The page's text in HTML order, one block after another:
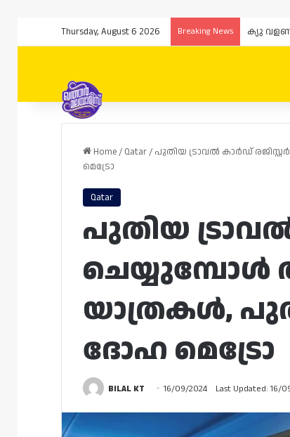
Thursday, August 6 2026 Breaking News
Home/ Qatar/ പുതിയ ട്രാവൽ കാർഡ്
മെട്രോ
Qatar
പുതിയ
യാത്രകൾ,
ദോഹ മെട്രോ
BILAL KT 16/09/2024 Last Updated: 16/